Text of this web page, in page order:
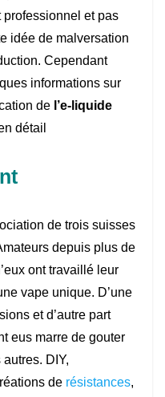
professionnel et pas
idée de malversation
Cependant
informations sur
de l’e-liquide
détail
de trois suisses
depuis plus de
ont travaillé leur
vape unique. D’une
et d’autre part
eus marre de gouter
DIY,
de résistances,